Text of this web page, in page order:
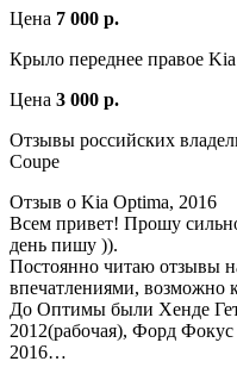
Цена 7 000 р.
Крыло переднее правое
Цена 3 000 р.
Отзывы российских
Coupe
Отзыв о Kia Optima, 2016
Всем привет! Прошу
день пишу )).
Постоянно читаю отзывы
впечатлениями, возможно
До Оптимы были Хенде
2012(рабочая), Форд
2016…